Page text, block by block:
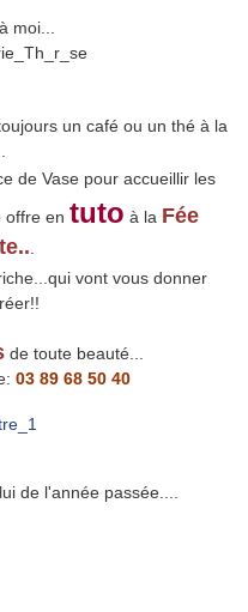
moi...
un café ou un thé à la
de Vase pour accueillir les
offre en tuto à la Fée
vont vous donner
de toute beauté...
03 89 68 50 40
de l'année passée....